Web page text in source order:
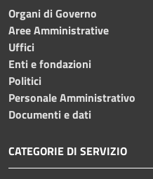
Organi di Governo
Aree Amministrative
Uffici
Enti e fondazioni
Politici
Personale Amministrativo
Documenti e dati
CATEGORIE DI SERVIZIO